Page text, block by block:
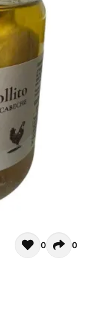
Kommentar.
0 0